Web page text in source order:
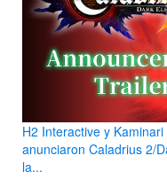
H2 Interactive y
anunciaron Caladrius 2/
la...